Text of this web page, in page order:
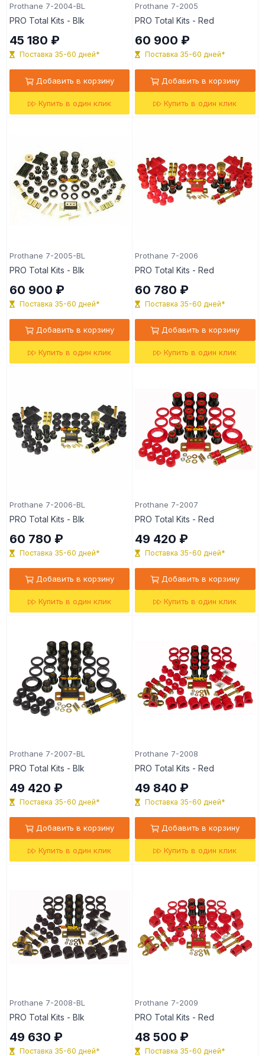
Prothane 7-2004-BL
PRO Total Kits - Blk
45 180 ₽
Поставка 35-60 дней*
Добавить в корзину
Купить в один клик
Prothane 7-2005
PRO Total Kits - Red
60 900 ₽
Поставка 35-60 дней*
Добавить в корзину
Купить в один клик
Prothane 7-2005-BL
PRO Total Kits - Blk
60 900 ₽
Поставка 35-60 дней*
Добавить в корзину
Купить в один клик
Prothane 7-2006
PRO Total Kits - Red
60 780 ₽
Поставка 35-60 дней*
Добавить в корзину
Купить в один клик
Prothane 7-2006-BL
PRO Total Kits - Blk
60 780 ₽
Поставка 35-60 дней*
Добавить в корзину
Купить в один клик
Prothane 7-2007
PRO Total Kits - Red
49 420 ₽
Поставка 35-60 дней*
Добавить в корзину
Купить в один клик
Prothane 7-2007-BL
PRO Total Kits - Blk
49 420 ₽
Поставка 35-60 дней*
Добавить в корзину
Купить в один клик
Prothane 7-2008
PRO Total Kits - Red
49 840 ₽
Поставка 35-60 дней*
Добавить в корзину
Купить в один клик
Prothane 7-2008-BL
PRO Total Kits - Blk
49 630 ₽
Поставка 35-60 дней*
Prothane 7-2009
PRO Total Kits - Red
48 500 ₽
Поставка 35-60 дней*